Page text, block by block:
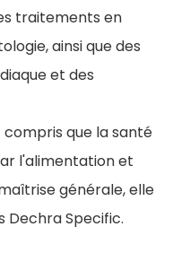
traitements en
ainsi que des
et des
que la santé
l'alimentation et
générale, elle
Dechra Specific.